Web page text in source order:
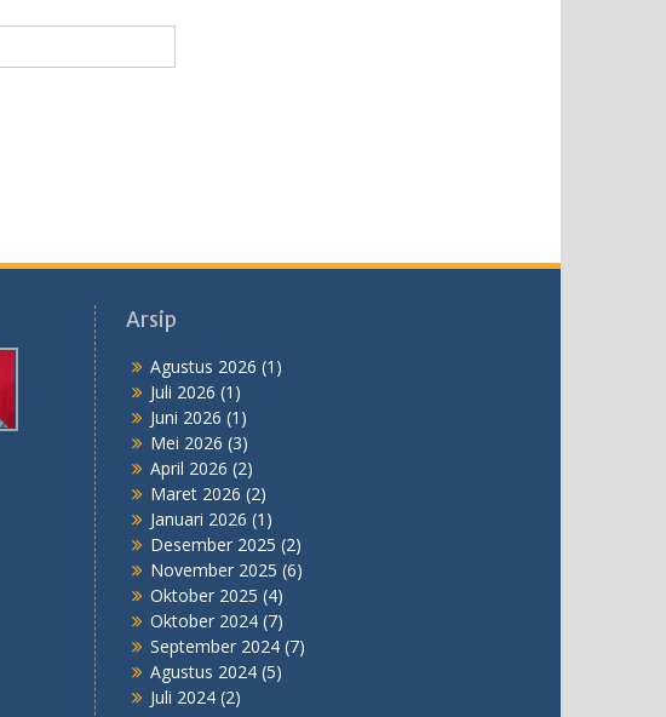
Arsip
Agustus 2026 (1)
Juli 2026 (1)
Juni 2026 (1)
Mei 2026 (3)
April 2026 (2)
Maret 2026 (2)
Januari 2026 (1)
Desember 2025 (2)
November 2025 (6)
Oktober 2025 (4)
Oktober 2024(7)
September 2024(7)
Agustus 2024(5)
Juli 2024(2)